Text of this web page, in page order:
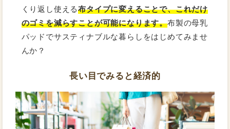
くり返し使える布タイプに変えることで、これだけ
のゴミを減らすことが可能になります。布製の母乳
パッドでサスティナブルな暮らしをはじめてみませ
んか？
長い目でみると経済的